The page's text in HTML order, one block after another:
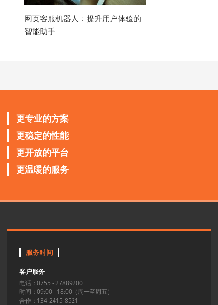
网页客服机器人：提升用户体验的
智能助手
更专业的方案
更稳定的性能
更开放的平台
更温暖的服务
服务时间
客户服务
电话：0755 - 27889200
时间：09:00 - 18:00（周一至周五）
合作：134-2415-8521